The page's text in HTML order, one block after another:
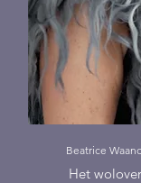
Beatrice
Het